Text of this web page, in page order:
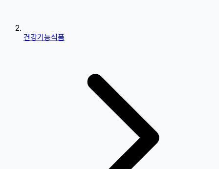
건강기능식품